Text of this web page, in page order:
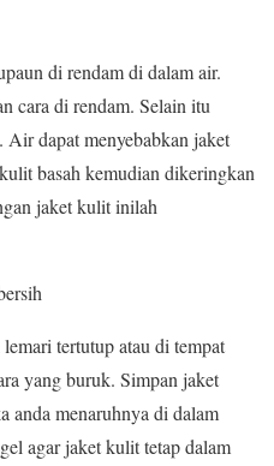
di rendam di dalam air.
cara di rendam. Selain itu
dapat menyebabkan jaket
basah kemudian dikeringkan
jaket kulit inilah
tertutup atau di tempat
yang buruk. Simpan jaket
anda menaruhnya di dalam
agar jaket kulit tetap dalam